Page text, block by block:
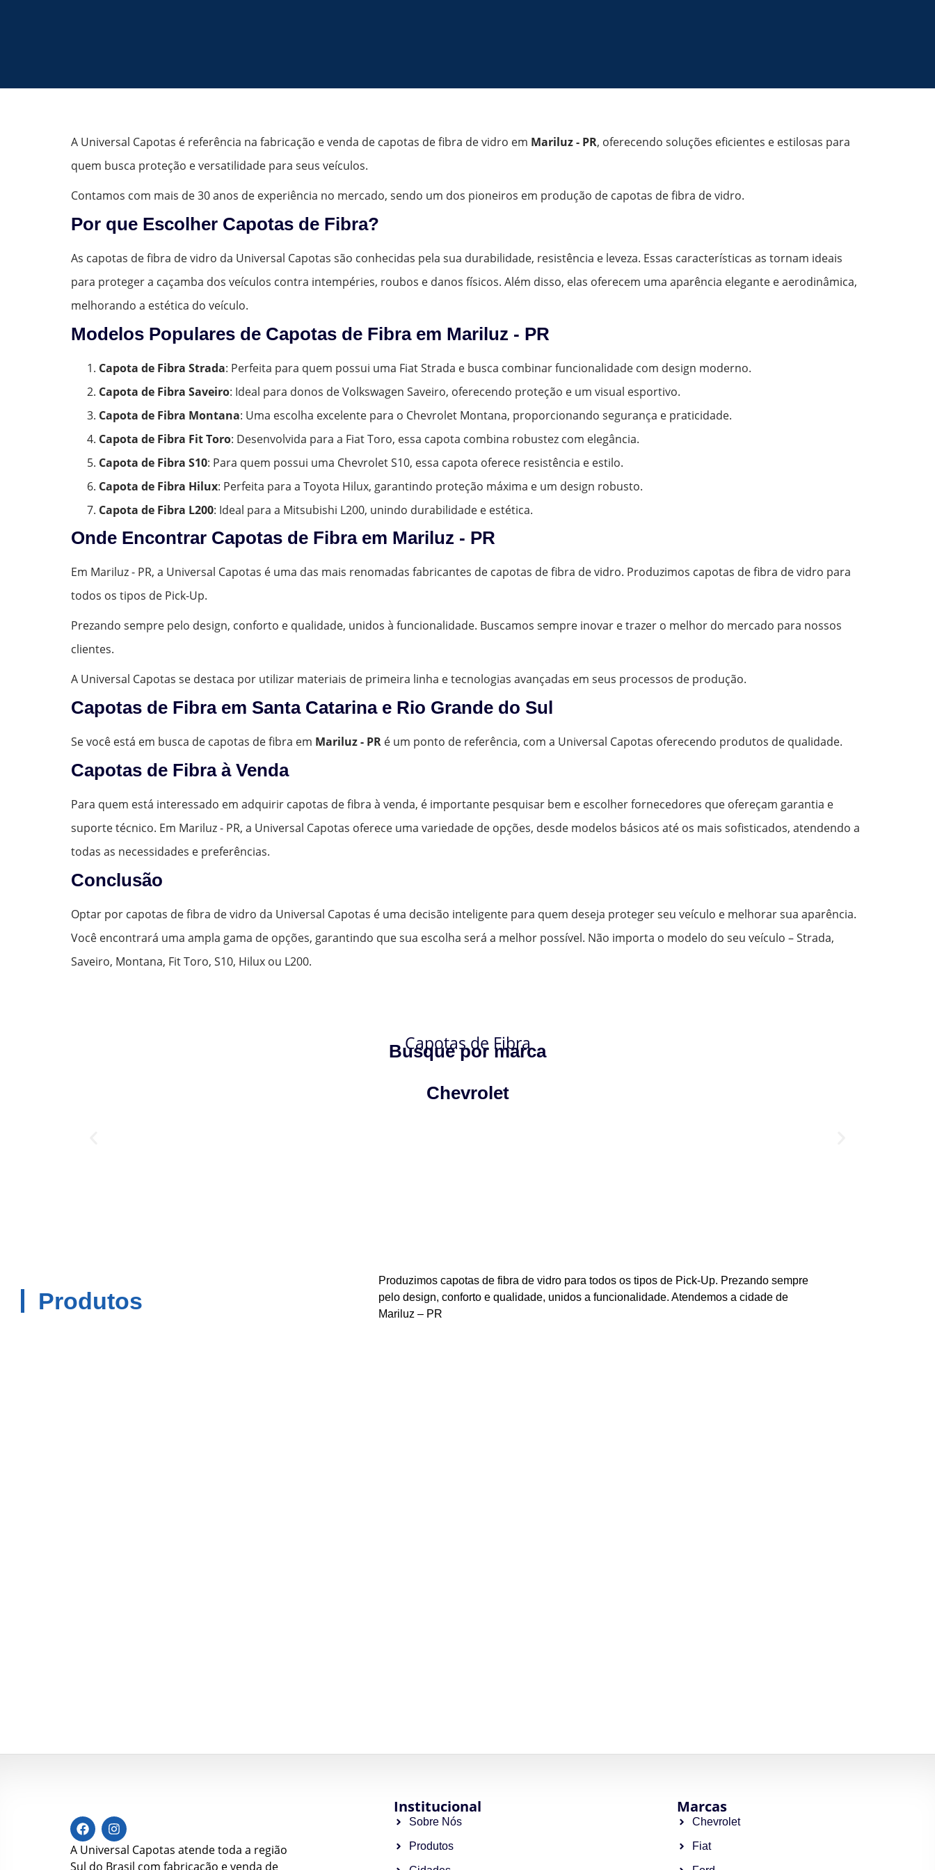
A Universal Capotas é referência na fabricação e venda de capotas de fibra de vidro em Mariluz - PR, oferecendo soluções eficientes e estilosas para
quem busca proteção e versatilidade para seus veículos.
Contamos com mais de 30 anos de experiência no mercado, sendo um dos pioneiros em produção de capotas de fibra de vidro.
Por que Escolher Capotas de Fibra?
As capotas de fibra de vidro da Universal Capotas são conhecidas pela sua durabilidade, resistência e leveza. Essas características as tornam ideais
para proteger a caçamba dos veículos contra intempéries, roubos e danos físicos. Além disso, elas oferecem uma aparência elegante e aerodinâmica,
melhorando a estética do veículo.
Modelos Populares de Capotas de Fibra em Mariluz - PR
Capota de Fibra Strada: Perfeita para quem possui uma Fiat Strada e busca combinar funcionalidade com design moderno.
Capota de Fibra Saveiro: Ideal para donos de Volkswagen Saveiro, oferecendo proteção e um visual esportivo.
Capota de Fibra Montana: Uma escolha excelente para o Chevrolet Montana, proporcionando segurança e praticidade.
Capota de Fibra Fit Toro: Desenvolvida para a Fiat Toro, essa capota combina robustez com elegância.
Capota de Fibra S10: Para quem possui uma Chevrolet S10, essa capota oferece resistência e estilo.
Capota de Fibra Hilux: Perfeita para a Toyota Hilux, garantindo proteção máxima e um design robusto.
Capota de Fibra L200: Ideal para a Mitsubishi L200, unindo durabilidade e estética.
Onde Encontrar Capotas de Fibra em Mariluz - PR
Em Mariluz - PR, a Universal Capotas é uma das mais renomadas fabricantes de capotas de fibra de vidro. Produzimos capotas de fibra de vidro para
todos os tipos de Pick-Up.
Prezando sempre pelo design, conforto e qualidade, unidos à funcionalidade. Buscamos sempre inovar e trazer o melhor do mercado para nossos
clientes.
A Universal Capotas se destaca por utilizar materiais de primeira linha e tecnologias avançadas em seus processos de produção.
Capotas de Fibra em Santa Catarina e Rio Grande do Sul
Se você está em busca de capotas de fibra em Mariluz - PR é um ponto de referência, com a Universal Capotas oferecendo produtos de qualidade.
Capotas de Fibra à Venda
Para quem está interessado em adquirir capotas de fibra à venda, é importante pesquisar bem e escolher fornecedores que ofereçam garantia e
suporte técnico. Em Mariluz - PR, a Universal Capotas oferece uma variedade de opções, desde modelos básicos até os mais sofisticados, atendendo a
todas as necessidades e preferências.
Conclusão
Optar por capotas de fibra de vidro da Universal Capotas é uma decisão inteligente para quem deseja proteger seu veículo e melhorar sua aparência.
Você encontrará uma ampla gama de opções, garantindo que sua escolha será a melhor possível. Não importa o modelo do seu veículo – Strada,
Saveiro, Montana, Fit Toro, S10, Hilux ou L200.
Capotas de Fibra
Busque por marca
Chevrolet
Produtos
Produzimos capotas de fibra de vidro para todos os tipos de Pick-Up. Prezando sempre
pelo design, conforto e qualidade, unidos a funcionalidade. Atendemos a cidade de
Mariluz – PR
A Universal Capotas atende toda a região
Sul do Brasil com fabricação e venda de
Institucional
Sobre Nós
Produtos
Marcas
Chevrolet
Fiat